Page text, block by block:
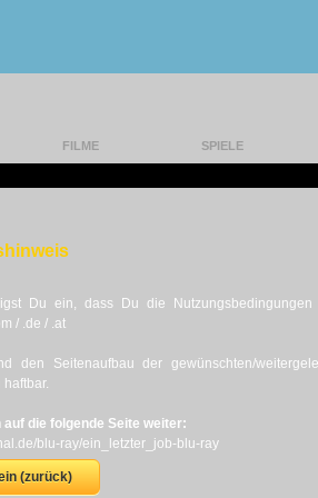
FILME SPIELE
Du ein, dass Du die
/ .de / .at
den Seitenaufbau der gewünschten/
die folgende Seite weiter:
blu-ray/ein_letzter_job-blu-ray
(zurück)